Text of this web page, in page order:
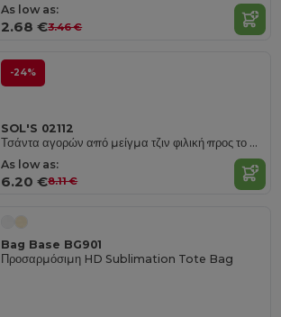
As low as:
2.68 €3.46 €
-24%
SOL'S 02112
Τσάντα αγορών από μείγμα τζιν φιλική προς το περιβάλλον
As low as:
6.20 €8.11 €
Bag Base BG901
Προσαρμόσιμη HD Sublimation Tote Bag